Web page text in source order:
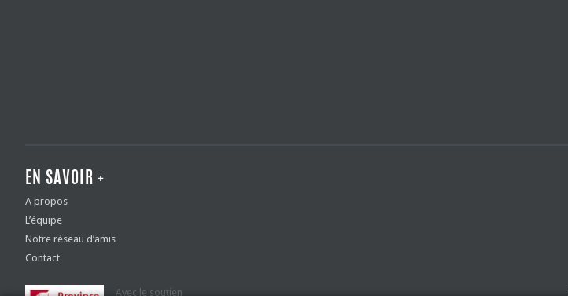
EN SAVOIR +
A propos
L’équipe
Notre réseau d’amis
Contact
Avec le soutien